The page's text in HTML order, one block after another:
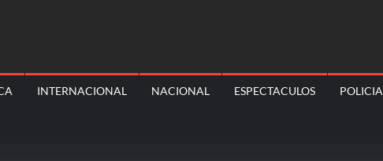
INTERNACIONAL NACIONAL ESPECTACULOS POLICIA